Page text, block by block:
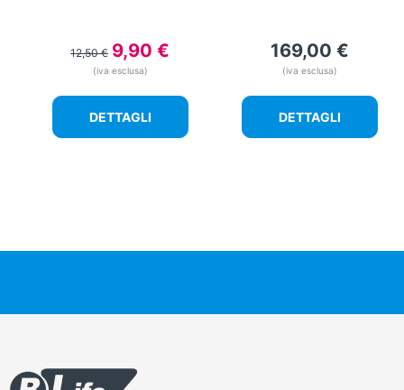
12,50€ Il
prezzo
12,50 €.
9,90 €
(iva esclusa)
DETTAGLI
169,00 €
(iva esclusa)
DETTAGLI